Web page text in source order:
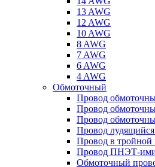
13 AWG
12 AWG
10 AWG
8 AWG
7 AWG
6 AWG
4 AWG
Обмоточный
Провод
Провод
Провод
Провод
Провод в тройной
Провод ПНЭТ-
Обмоточный